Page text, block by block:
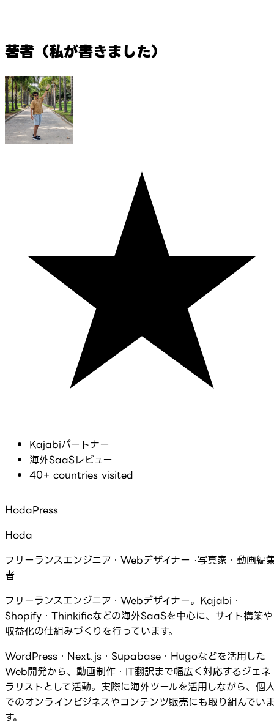
著者（私が書きました）
Kajabiパートナー
海外SaaSレビュー
40+ countries visited
HodaPress
Hoda
フリーランスエンジニア・Webデザイナー ·写真家・動画編
者
フリーランスエンジニア・Webデザイナー。Kajabi・
Shopify・Thinkificなどの海外SaaSを中心に、サイト構築や
収益化の仕組みづくりを行っています。
WordPress・Next.js・Supabase・Hugoなどを活用した
Web開発から、動画制作・IT翻訳まで幅広く対応するジェネ
ラリストとして活動。実際に海外ツールを活用しながら、個
でのオンラインビジネスやコンテンツ販売にも取り組んでい
す。